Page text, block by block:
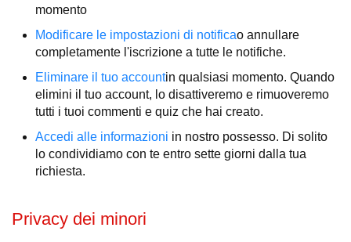
momento
Modificare le impostazioni di notificao annullare
completamente l'iscrizione a tutte le notifiche.
Eliminare il tuo accountin qualsiasi momento. Quando
elimini il tuo account, lo disattiveremo e rimuoveremo
tutti i tuoi commenti e quiz che hai creato.
Accedi alle informazioni in nostro possesso. Di solito
lo condividiamo con te entro sette giorni dalla tua
richiesta.
Privacy dei minori